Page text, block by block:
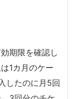
期限を確認し
1カ月のケー
したのに月5回